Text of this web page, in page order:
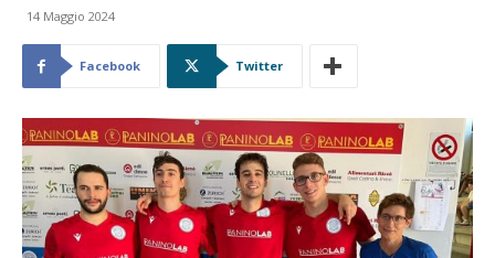
14 Maggio 2024
Facebook Twitter